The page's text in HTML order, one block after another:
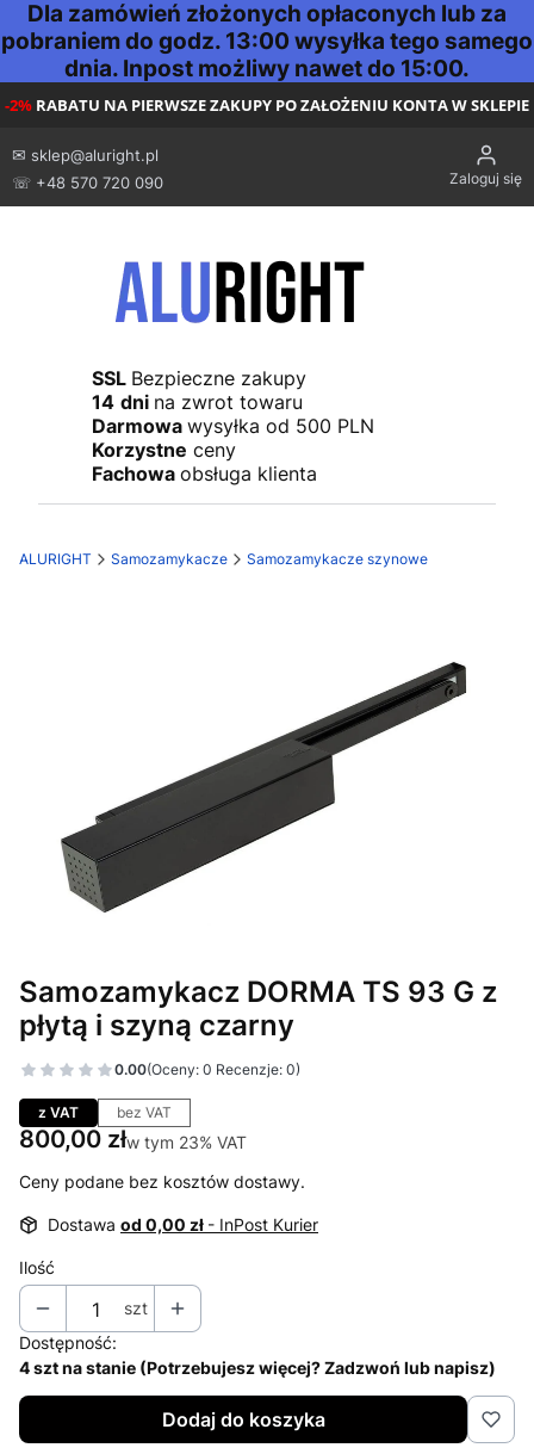
Dla zamówień złożonych opłaconych lub za
pobraniem do godz. 13:00 wysyłka tego samego
dnia. Inpost możliwy nawet do 15:00.
-2% RABATU NA PIERWSZE ZAKUPY PO ZAŁOŻENIU KONTA W SKLEPIE
✉ sklep@aluright.pl
☏ +48 570 720 090
Zaloguj się
SSL Bezpieczne zakupy
14 dni na zwrot towaru
Darmowa wysyłka od 500 PLN
Korzystne ceny
Fachowa obsługa klienta
ALURIGHT Samozamykacze Samozamykacze szynowe
Samozamykacz DORMA TS 93 G z
płytą i szyną czarny
0.00(Oceny: 0 Recenzje: 0)
Przejdź do sekcji Opinie
z VAT bez VAT
Cena
800,00 złw tym 23% VAT
w tym 23% VAT
Ceny podane bez kosztów dostawy.
Dostawa od 0,00 zł - InPost Kurier
Ilość
szt
Dostępność:
4 szt na stanie (Potrzebujesz więcej? Zadzwoń lub napisz)
Dodaj do koszyka